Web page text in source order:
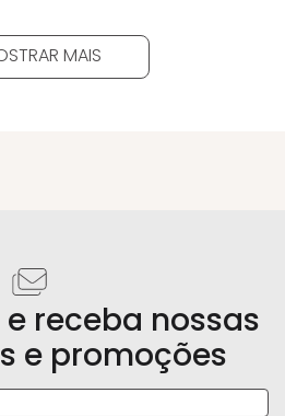
MAIS
receba nossas
e promoções